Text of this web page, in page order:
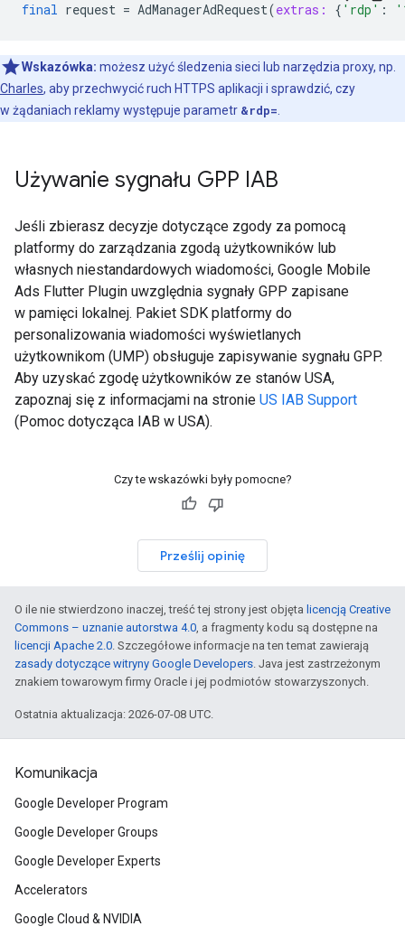
final request = AdManagerAdRequest(extras: { 'rdp' :
Wskazówka: możesz użyć śledzenia sieci lub narzędzia proxy, np.
Charles, aby przechwycić ruch HTTPS aplikacji i sprawdzić, czy
w żądaniach reklamy występuje parametr &rdp=
Używanie sygnału GPP IAB
Jeśli zbierasz decyzje dotyczące zgody za pomocą
platformy do zarządzania zgodą użytkowników lub
własnych niestandardowych wiadomości, Google Mobile
Ads Flutter Plugin uwzględnia sygnały GPP zapisane
w pamięci lokalnej. Pakiet SDK platformy do
personalizowania wiadomości wyświetlanych
użytkownikom (UMP) obsługuje zapisywanie sygnału GPP.
Aby uzyskać zgodę użytkowników ze stanów USA,
zapoznaj się z informacjami na stronie US IAB Support
(Pomoc dotycząca IAB w USA).
Czy te wskazówki były pomocne?
Prześlij opinię
O ile nie stwierdzono inaczej, treść tej strony jest objęta licencją Creative
Commons – uznanie autorstwa 4.0, a fragmenty kodu są dostępne na
licencji Apache 2.0. Szczegółowe informacje na ten temat zawierają
zasady dotyczące witryny Google Developers. Java jest zastrzeżonym
znakiem towarowym firmy Oracle i jej podmiotów stowarzyszonych.
Ostatnia aktualizacja: 2026-07-08 UTC.
Komunikacja
Google Developer Program
Google Developer Groups
Google Developer Experts
Accelerators
Google Cloud & NVIDIA